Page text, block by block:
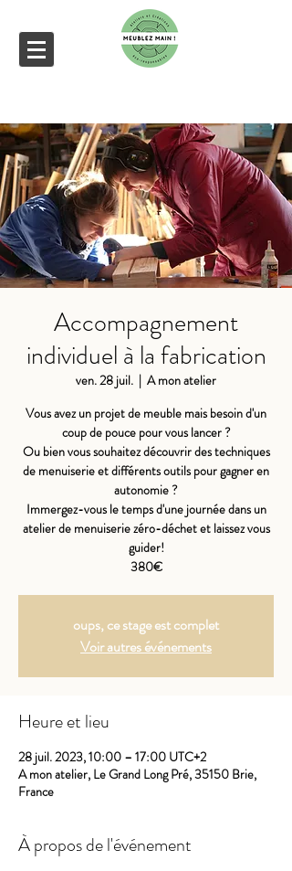
Accompagnement
individuel à la fabrication
ven. 28 juil.
  |
A mon atelier
Vous avez un projet de meuble mais besoin d'un
coup de pouce pour vous lancer ?
Ou bien vous souhaitez découvrir des techniques
de menuiserie et différents outils pour gagner en
autonomie ?
Immergez-vous le temps d'une journée dans un
atelier de menuiserie zéro-déchet et laissez vous
guider!
380€
oups, ce stage est complet
Voir autres événements
Heure et lieu
28 juil. 2023, 10:00 – 17:00 UTC+2
A mon atelier, Le Grand Long Pré, 35150 Brie,
France
À propos de l'événement